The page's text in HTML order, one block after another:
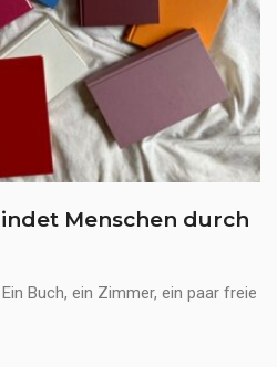
Menschen durch
Buch, ein Zimmer, ein paar freie